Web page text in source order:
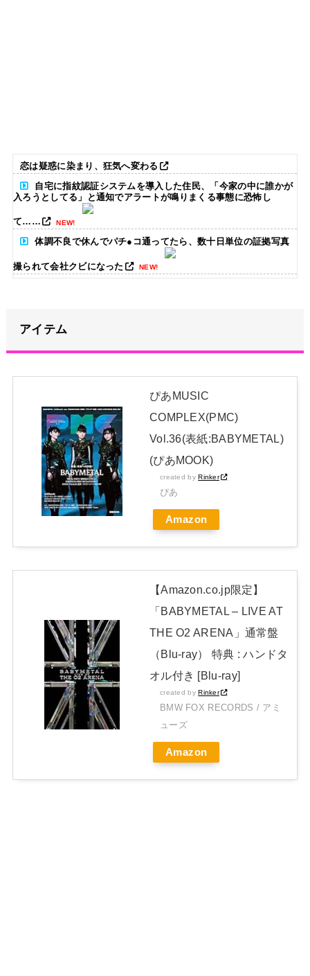
恋は疑惑に染まり、狂気へ変わる
自宅に指紋認証システムを導入した住民、「今家の中に誰かが
入ろうとしてる」と通知でアラートが鳴りまくる事態に恐怖し
て…… NEW!
体調不良で休んでパチ●コ通ってたら、数十日単位の証拠写真
撮られて会社クビになった NEW!
長野桃羽「嗣永桃子さんと道重さゆみさんに憧れているので、
【元NMB48】安部若菜、卒業して早くもお酒解禁
日本独自企画・限定生産盤「METAL FORTH (DELUXE
JAPAN EDITION)」着弾
【BABYMETAL】METAL FORTH DELUXE JAPAN EDITION
アイテム
ぴあMUSIC
COMPLEX(PMC)
Vol.36(表紙:BABYMETAL)
(ぴあMOOK)
created byRinker
ぴあ
Amazon
【Amazon.co.jp限定】
「BABYMETAL – LIVE AT
THE O2 ARENA」通常盤
（Blu-ray） 特典 : ハンドタ
オル付き [Blu-ray]
created byRinker
BMW FOX RECORDS / アミ
ューズ
Amazon